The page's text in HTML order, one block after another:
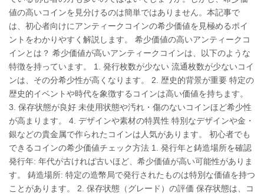
値の高いコインを見分けるのは簡単ではありません。本記事で
は、初心者向けにアンティークコインの希少価値を見極めるポイ
ントをわかりやすく解説します。 希少価値の高いアンティークコ
インとは？ 希少価値が高いアンティークコインは、以下のような
特徴を持っています。 1. 発行枚数が少ない 流通枚数が少ないコイ
ンは、その分希少性が高くなります。 2. 歴史的背景が重要 特定の
歴史的イベントや時代を象徴するコインは高い価値を持ちます。
3. 保存状態が良好 未使用状態や汚れ・傷のないコインほど希少性
が高まります。 4. デザインや素材の特異性 特別なデザインや金・
銀などの貴金属で作られたコインは人気があります。 初心者でも
できるコインの希少価値チェック方法 1. 発行年と鋳造場所を確認
発行年: 年代が古ければ古いほど、希少価値が高い可能性がありま
す。 鋳造場所: 特定の造幣局で発行されたものは特別な価値を持つ
ことがあります。 2. 保存状態（グレード）の評価 保存状態は、コ